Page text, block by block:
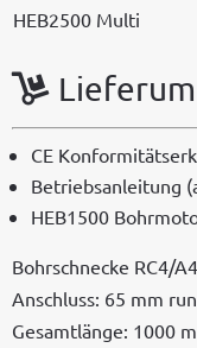
HEB2500 Multi
CE
Betrieb­san­leitung
HEB1500
Bohrsch­necke RC4/A4
Anschluss: 65 mm
Gesamtlänge: 1000